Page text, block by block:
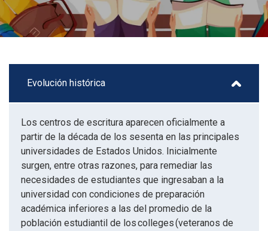
Evolución histórica
Los centros de escritura aparecen oficialmente a
partir de la década de los sesenta en las principales
universidades de Estados Unidos. Inicialmente
surgen, entre otras razones, para remediar las
necesidades de estudiantes que ingresaban a la
universidad con condiciones de preparación
académica inferiores a las del promedio de la
población estudiantil de los colleges (veteranos de